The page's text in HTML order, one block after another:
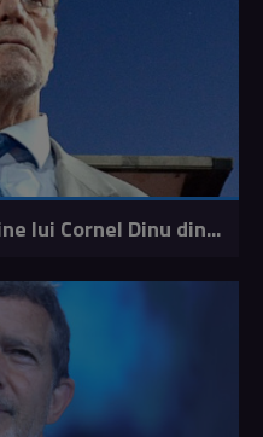
lui Cornel Dinu din...